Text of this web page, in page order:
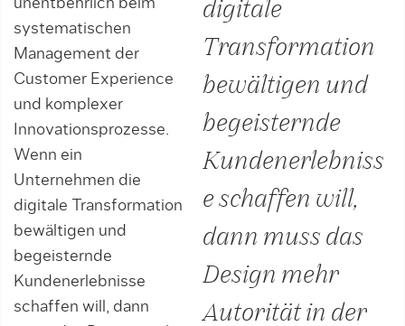
digitale
Transformation
bewältigen und
begeisternde
Kundenerlebniss
e schaffen will,
dann muss das
Design mehr
Autorität in der
unentbehrlich beim
systematischen
Management der
Customer Experience
und komplexer
Innovationsprozesse.
Wenn ein
Unternehmen die
digitale Transformation
bewältigen und
begeisternde
Kundenerlebnisse
schaffen will, dann